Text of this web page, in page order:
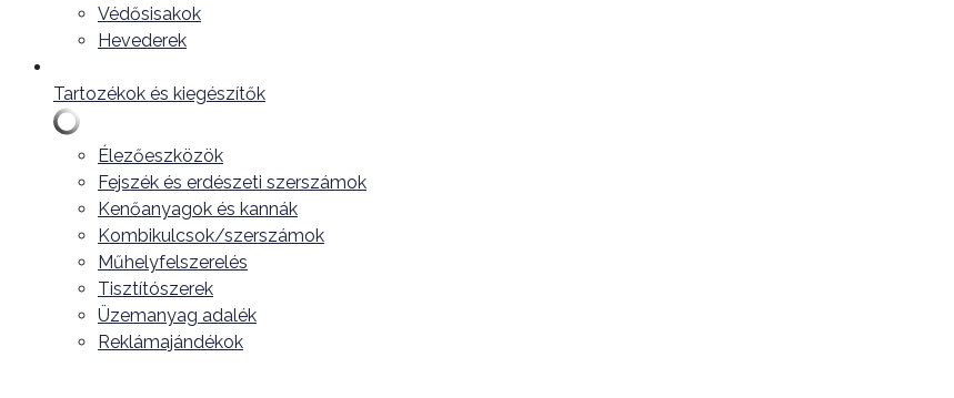
Védősisakok
Hevederek
Tartozékok és kiegészítők
Élezőeszközök
Fejszék és erdészeti szerszámok
Kenőanyagok és kannák
Kombikulcsok/szerszámok
Műhelyfelszerelés
Tisztítószerek
Üzemanyag adalék
Reklámajándékok